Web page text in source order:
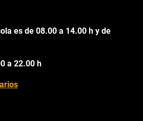
es de 08.00 a 14.00 h y de
a 22.00 h